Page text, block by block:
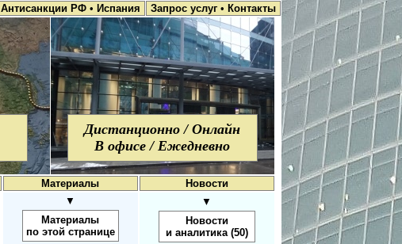
Антисанкции РФ • Испания Запрос услуг • Контакты
Дистанционно / Онлайн
В офисе / Ежедневно
Материалы Новости
▼
Материалы
по этой странице
▼
Новости
и аналитика (50)